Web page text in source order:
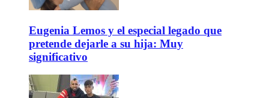
Eugenia Lemos y el especial legado que
pretende dejarle a su hija: Muy
significativo